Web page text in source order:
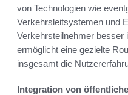
von Technologien wie
Verkehrsleitsystemen und
Verkehrsteilnehmer besser
ermöglicht eine gezielte
insgesamt die
Integration von